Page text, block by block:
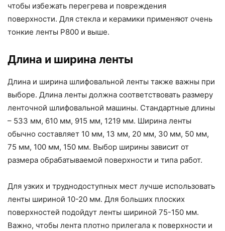
чтобы избежать перегрева и повреждения
поверхности. Для стекла и керамики применяют очень
тонкие ленты P800 и выше.
Длина и ширина ленты
Длина и ширина шлифовальной ленты также важны при
выборе. Длина ленты должна соответствовать размеру
ленточной шлифовальной машины. Стандартные длины
– 533 мм, 610 мм, 915 мм, 1219 мм. Ширина ленты
обычно составляет 10 мм, 13 мм, 20 мм, 30 мм, 50 мм,
75 мм, 100 мм, 150 мм. Выбор ширины зависит от
размера обрабатываемой поверхности и типа работ.
Для узких и труднодоступных мест лучше использовать
ленты шириной 10-20 мм. Для больших плоских
поверхностей подойдут ленты шириной 75-150 мм.
Важно, чтобы лента плотно прилегала к поверхности и